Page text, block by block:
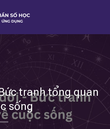
tranh tổng quan
sống